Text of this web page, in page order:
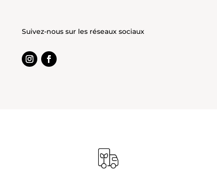
Suivez-nous sur les réseaux sociaux